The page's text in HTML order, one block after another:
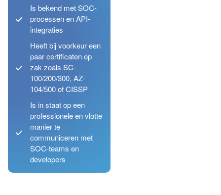
Is bekend met SOC-
processen en API-
integraties
Heeft bij voorkeur een
paar certificaten op
zak zoals SC-
100/200/300, AZ-
104/500 of CISSP
Is in staat op een
professionele en vlotte
manier te
communiceren met
SOC-teams en
developers